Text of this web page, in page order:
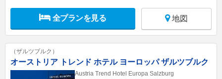
全プランを見る 地図
（ザルツブルク）
オーストリア トレンド ホテル ヨーロッパ ザルツブルク
Austria Trend Hotel Europa Salzburg